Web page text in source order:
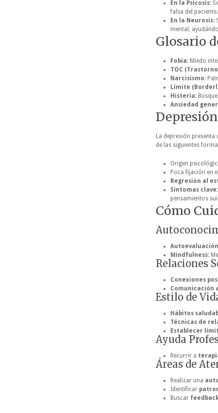
En la Psicosis:
falsa del paciente.
En la Neurosis:
mental,
Glosario
Fobia: Miedo
TOC
Narcisismo:
Límite
Histeria:
Ansiedad
Depresión
La depresión
de las siguientes
Origen
Poca fijación en
Regresión al
Síntomas clave:
pensamientos
Cómo
Mindfulness:
Relaciones
Conexiones
Comunicación
Estilo de
Hábitos
Técnicas de
Establecer
Ayuda
Recurrir a
Áreas de
Realizar una
Identificar
Buscar